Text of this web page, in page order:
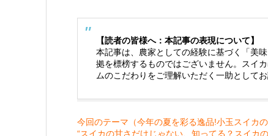
【読者の皆様へ：本記事の表現について】
本記事は、農家としての経験に基づく「美
拠を標榜するものではございません。スイ
ムのこだわりをご理解いただく一助として
今回のテーマ（今年の夏を彩る逸品!小玉スイカ
“スイカの甘さだけじゃない、知ってる？スイカ